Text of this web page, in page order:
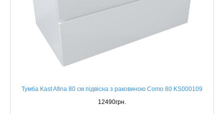
Тумба Kast Afina 80 см підвісна з раковиною Como 80 KS000109
12490грн.